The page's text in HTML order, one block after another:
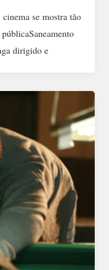
se mostra tão
dirigido e